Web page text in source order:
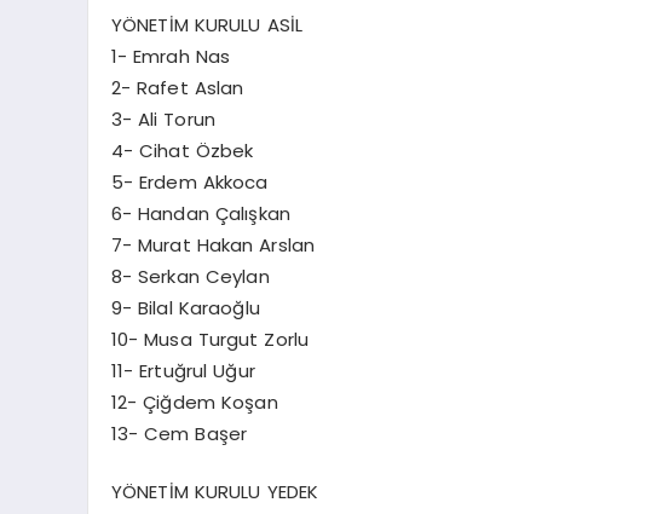
YÖNETİM KURULU ASİL
1- Emrah Nas
2- Rafet Aslan
3- Ali Torun
4- Cihat Özbek
5- Erdem Akkoca
6- Handan Çalışkan
7- Murat Hakan Arslan
8- Serkan Ceylan
9- Bilal Karaoğlu
10- Musa Turgut Zorlu
11- Ertuğrul Uğur
12- Çiğdem Koşan
13- Cem Başer
YÖNETİM KURULU YEDEK